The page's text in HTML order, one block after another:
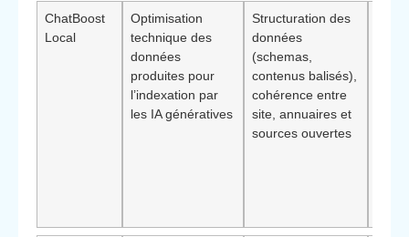
ChatBoost
Local
Optimisation
technique des
données
produites pour
l’indexation par
les IA génératives
Structuration des
données
(schemas,
contenus balisés),
cohérence entre
site, annuaires et
sources ouvertes